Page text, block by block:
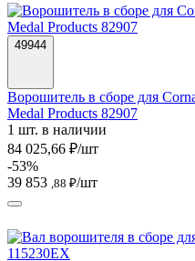
49944
Ворошитель в сборе для
Medal Products 82907
1 шт. в наличии
84 025,66 ₽/шт
-53%
39 853 ,88 ₽/шт